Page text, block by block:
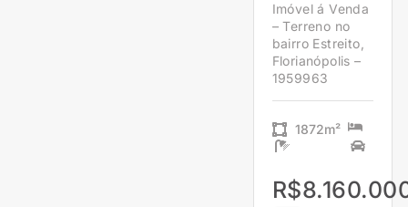
Imóvel á Venda
– Terreno no
bairro Estreito,
Florianópolis –
1959963
1872m²